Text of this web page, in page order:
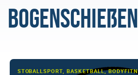
Bogenschießen
STOLBERG